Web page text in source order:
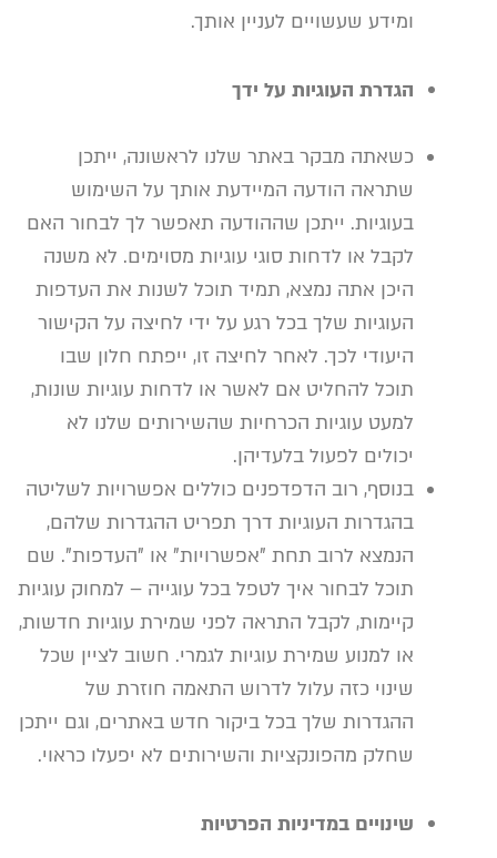
ומידע שעשויים לעניין אותך.
הגדרת העוגיות על ידך
כשאתה מבקר באתר שלנו לראשונה, ייתכן
שתראה הודעה המיידעת אותך על השימוש
בעוגיות. ייתכן שההודעה תאפשר לך לבחור האם
לקבל או לדחות סוגי עוגיות מסוימים. לא משנה
היכן אתה נמצא, תמיד תוכל לשנות את העדפות
העוגיות שלך בכל רגע על ידי לחיצה על הקישור
היעודי לכך. לאחר לחיצה זו, ייפתח חלון שבו
תוכל להחליט אם לאשר או לדחות עוגיות שונות,
למעט עוגיות הכרחיות שהשירותים שלנו לא
יכולים לפעול בלעדיהן.
בנוסף, רוב הדפדפנים כוללים אפשרויות לשליטה
בהגדרות העוגיות דרך תפריט ההגדרות שלהם,
הנמצא לרוב תחת "אפשרויות" או "העדפות". שם
תוכל לבחור איך לטפל בכל עוגייה – למחוק עוגיות
קיימות, לקבל התראה לפני שמירת עוגיות חדשות,
או למנוע שמירת עוגיות לגמרי. חשוב לציין שכל
שינוי כזה עלול לדרוש התאמה חוזרת של
ההגדרות שלך בכל ביקור חדש באתרים, וגם ייתכן
שחלק מהפונקציות והשירותים לא יפעלו כראוי.
שינויים במדיניות הפרטיות